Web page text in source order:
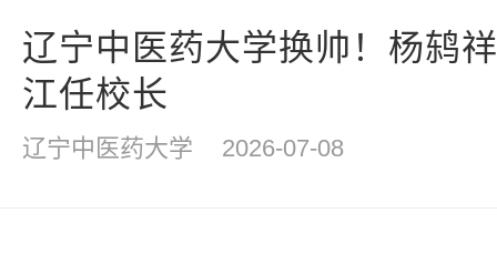
辽宁中医药大学换帅！杨鸫
江任校长
辽宁中医药大学 2026-07-08